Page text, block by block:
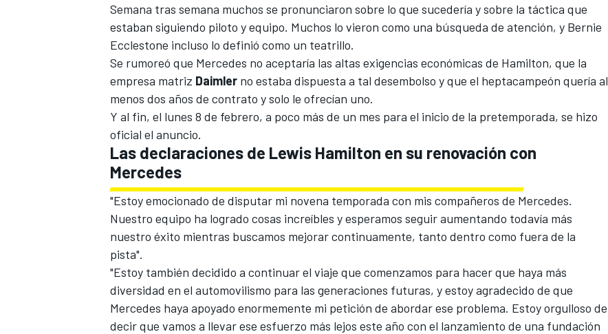
Semana tras semana muchos se pronunciaron sobre lo que sucedería y sobre la táctica que
estaban siguiendo piloto y equipo. Muchos lo vieron como una búsqueda de atención, y Bernie
Ecclestone incluso lo definió como un teatrillo.
Se rumoreó que Mercedes no aceptaría las altas exigencias económicas de Hamilton, que la
empresa matriz Daimler no estaba dispuesta a tal desembolso y que el heptacampeón quería al
menos dos años de contrato y solo le ofrecían uno.
Y al fin, el lunes 8 de febrero, a poco más de un mes para el inicio de la pretemporada, se hizo
oficial el anuncio.
Las declaraciones de Lewis Hamilton en su renovación con
Mercedes
"Estoy emocionado de disputar mi novena temporada con mis compañeros de Mercedes.
Nuestro equipo ha logrado cosas increíbles y esperamos seguir aumentando todavía más
nuestro éxito mientras buscamos mejorar continuamente, tanto dentro como fuera de la
pista".
"Estoy también decidido a continuar el viaje que comenzamos para hacer que haya más
diversidad en el automovilismo para las generaciones futuras, y estoy agradecido de que
Mercedes haya apoyado enormemente mi petición de abordar ese problema. Estoy orgulloso de
decir que vamos a llevar ese esfuerzo más lejos este año con el lanzamiento de una fundación